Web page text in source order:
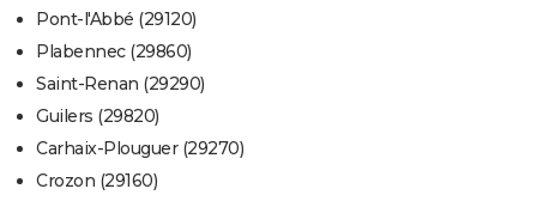
Pont-l'Abbé (29120)
Plabennec (29860)
Saint-Renan (29290)
Guilers (29820)
Carhaix-Plouguer (29270)
Crozon (29160)